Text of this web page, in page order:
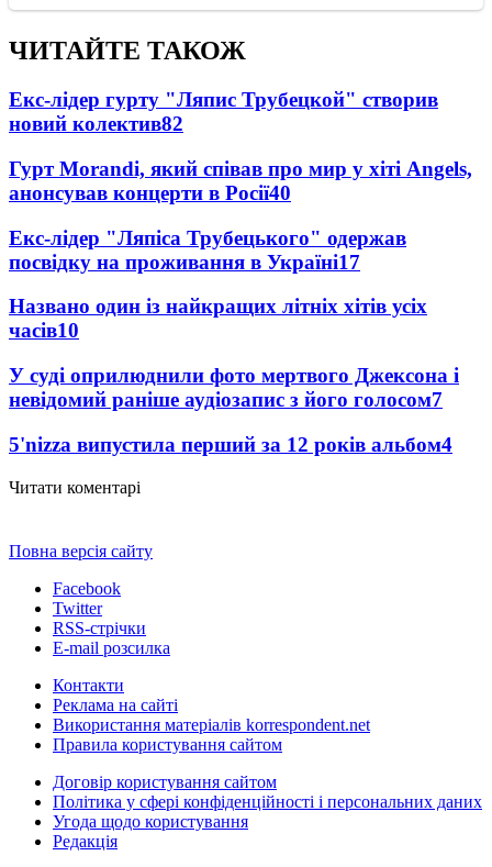
ЧИТАЙТЕ ТАКОЖ
Екс-лідер гурту "Ляпис Трубецкой" створив
новий колектив82
Гурт Morandi, який співав про мир у хіті Angels,
анонсував концерти в Росії40
Екс-лідер "Ляпіса Трубецького" одержав
посвідку на проживання в Україні17
Названо один із найкращих літніх хітів усіх
часів10
У суді оприлюднили фото мертвого Джексона і
невідомий раніше аудіозапис з його голосом7
5'nizza випустила перший за 12 років альбом4
Читати коментарі
Повна версія сайту
Facebook
Twitter
RSS-стрічки
E-mail розсилка
Контакти
Реклама на сайті
Використання матеріалів korrespondent.net
Правила користування сайтом
Договір користування сайтом
Політика у сфері конфіденційності і персональних даних
Угода щодо користування
Редакція